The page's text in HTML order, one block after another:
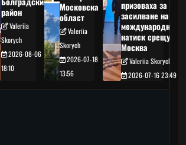
район
Valeriia
Skorych
2026-08-06
18:10
Московска
област
Valeriia
Skorych
2026-07-18
13:56
призоваха за
засилване на
международния
натиск срещу
Москва
Valeriia Skorych
2026-07-16 23:49